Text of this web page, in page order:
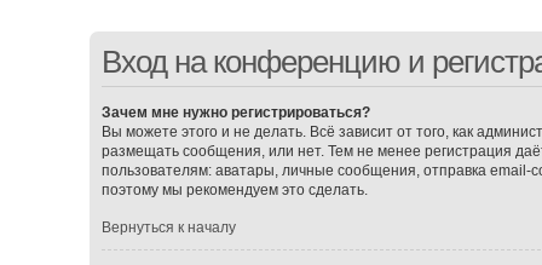
Вход на конференцию и
Зачем мне нужно регистрироваться?
Вы можете этого и не делать. Всё зависит от того, как
размещать сообщения, или нет. Тем не менее регистрация
пользователям: аватары, личные сообщения, отправка email-
поэтому мы рекомендуем это сделать.
Вернуться к началу